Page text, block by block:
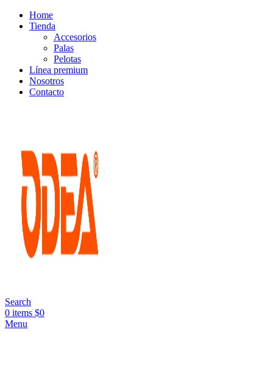
Home
Tienda
Accesorios
Palas
Pelotas
Línea premium
Nosotros
Contacto
Search
0 items $0
Menu